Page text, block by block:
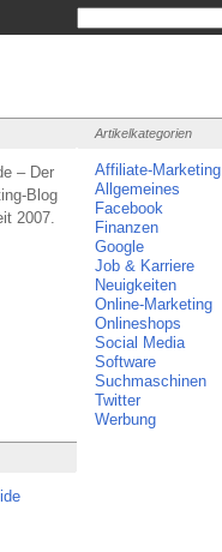
– Der
Blog
2007.
Artikelkategorien
Affiliate-Marketing
Allgemeines
Facebook
Finanzen
Google
Job & Karriere
Neuigkeiten
Online-Marketing
Onlineshops
Social Media
Software
Suchmaschinen
Twitter
Werbung